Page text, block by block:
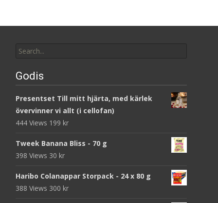
for:
Godis
Presentset Till mitt hjärta, med kärlek
övervinner vi allt (i cellofan)
444 Views 199 kr
Tweek Banana Bliss - 70 g
398 Views 30 kr
Haribo Colanappar Storpack - 24 x 80 g
388 Views 300 kr